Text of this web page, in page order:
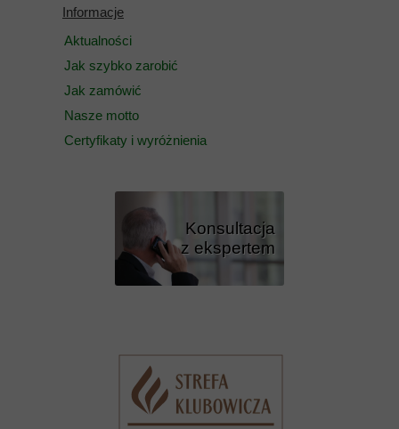
Przycisk
Informacje
Aktualności
Jak szybko zarobić
Jak zamówić
Nasze motto
Certyfikaty i wyróżnienia
Konsultacja
z ekspertem